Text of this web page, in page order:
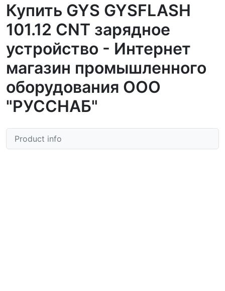
Купить GYS GYSFLASH
101.12 CNT зарядное
устройство - Интернет
магазин промышленного
оборудования ООО
"РУССНАБ"
Product info